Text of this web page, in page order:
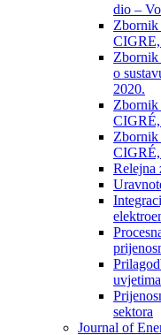
dio –
Zbornik
CIGRE,
Zbornik
o
2020.
Zbornik
CIGRÉ,
Zbornik
CIGRÉ,
Relejna
sektora
Journal of